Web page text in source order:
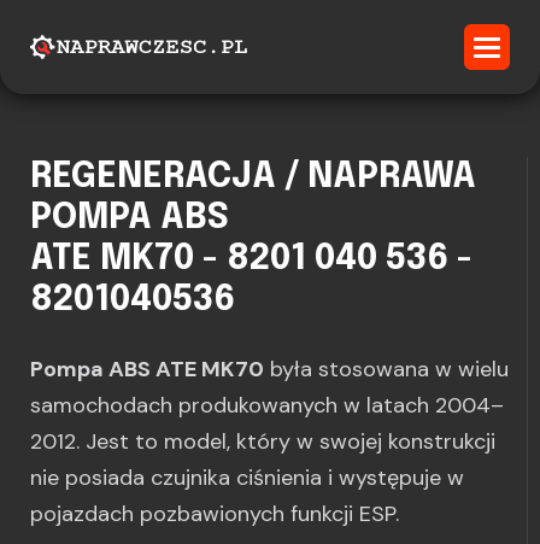
REGENERACJA / NAPRAWA
POMPA ABS
ATE MK70 - 8201 040 536 -
8201040536
Pompa ABS ATE MK70 była stosowana w wielu
samochodach produkowanych w latach 2004–
2012. Jest to model, który w swojej konstrukcji
nie posiada czujnika ciśnienia i występuje w
pojazdach pozbawionych funkcji ESP.